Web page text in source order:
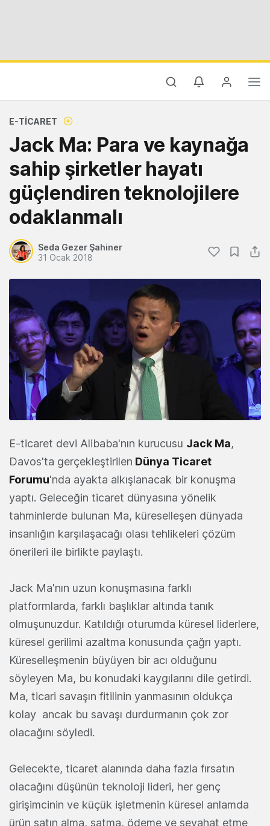
E-TICARET
Jack Ma: Para ve kaynağa
sahip şirketler hayatı
güçlendiren teknolojilere
odaklanmalı
Seda Gezer Şahiner
31 Ocak 2018
E-ticaret devi Alibaba'nın kurucusu Jack Ma,
Davos'ta gerçekleştirilen Dünya Ticaret
Forumu'nda ayakta alkışlanacak bir konuşma
yaptı. Geleceğin ticaret dünyasına yönelik
tahminlerde bulunan Ma, küreselleşen dünyada
insanlığın karşılaşacağı olası tehlikeleri çözüm
önerileri ile birlikte paylaştı.
Jack Ma'nın uzun konuşmasına farklı
platformlarda, farklı başlıklar altında tanık
olmuşunuzdur. Katıldığı oturumda küresel liderlere,
küresel gerilimi azaltma konusunda çağrı yaptı.
Küreselleşmenin büyüyen bir acı olduğunu
söyleyen Ma, bu konudaki kaygılarını dile getirdi.
Ma, ticari savaşın fitilinin yanmasının oldukça
kolay ancak bu savaşı durdurmanın çok zor
olacağını söyledi.
Gelecekte, ticaret alanında daha fazla fırsatın
olacağını düşünün teknoloji lideri, her genç
girişimcinin ve küçük işletmenin küresel anlamda
ürün satın alma, satma, ödeme ve seyahat etme